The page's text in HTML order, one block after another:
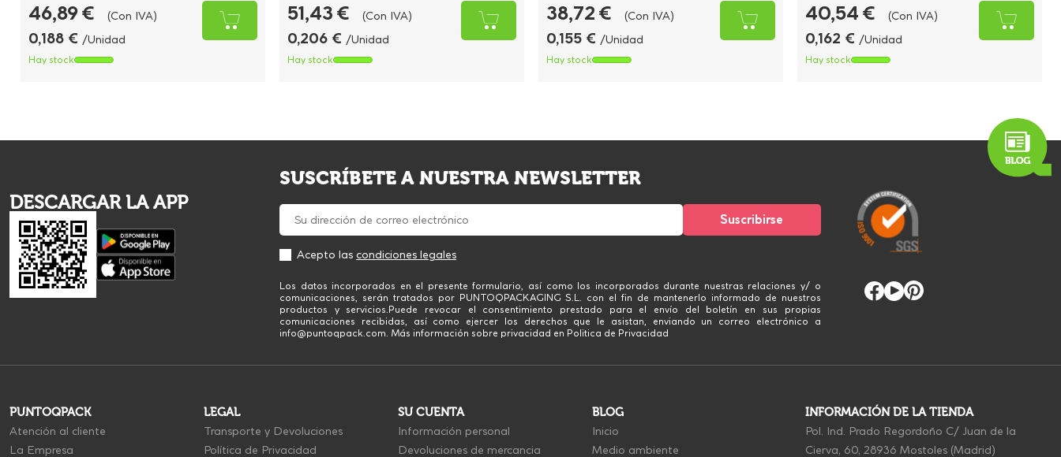
46,89 € (Con IVA)
0,188 € /Unidad
Hay stock
51,43 € (Con IVA)
0,206 € /Unidad
Hay stock
38,72 € (Con IVA)
0,155 € /Unidad
Hay stock
40,54 € (Con IVA)
0,162 € /Unidad
Hay stock
DESCARGAR LA APP
SUSCRÍBETE A NUESTRA NEWSLETTER
Acepto las condiciones legales
Los datos incorporados en el presente formulario, así como los incorporados durante nuestras relaciones y/ o
comunicaciones, serán tratados por PUNTOQPACKAGING S.L. con el fin de mantenerlo informado de nuestros
productos y servicios.Puede revocar el consentimiento prestado para el envío del boletín en sus propias
comunicaciones recibidas, así como ejercer los derechos que le asistan, enviando un correo electrónico a
info@puntoqpack.com. Más información sobre privacidad en Politica de Privacidad
PUNTOQPACK
Atención al cliente
La Empresa
LEGAL
Transporte y Devoluciones
Política de Privacidad
SU CUENTA
Información personal
Devoluciones de mercancia
BLOG
Inicio
Medio ambiente
INFORMACIÓN DE LA TIENDA
Pol. Ind. Prado Regordoño C/ Juan de la
Cierva, 60, 28936 Mostoles (Madrid)